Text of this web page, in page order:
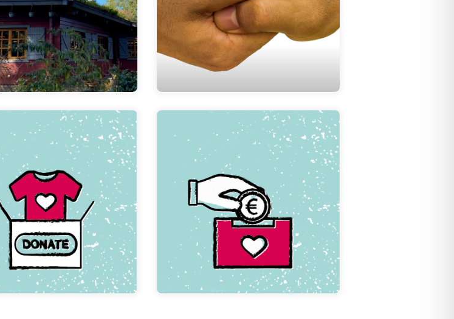
Die Alimaus
InfoBox - Beratung und
Hilfen
Kleiderspenden
Hier klicken
Geldspenden
Hier klicken